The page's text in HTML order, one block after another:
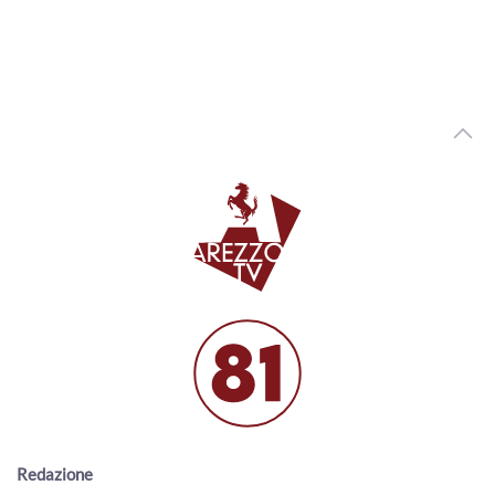
Il neo Prefetto di Arezzo Fabrizio Stelo: "a disposizione del
00:03:45 - Lunedì, 03 Agosto 2026
Si rifugia in un bar per sfuggire al compagno violento:
00:01:10 - Lunedì, 03 Agosto 2026
Esodo estivo, weekend da bollino nero. Torna il Piano
Operativo Maxi Emergenze del 118
00:02:49 - Sabato, 01 Agosto 2026
Redazione